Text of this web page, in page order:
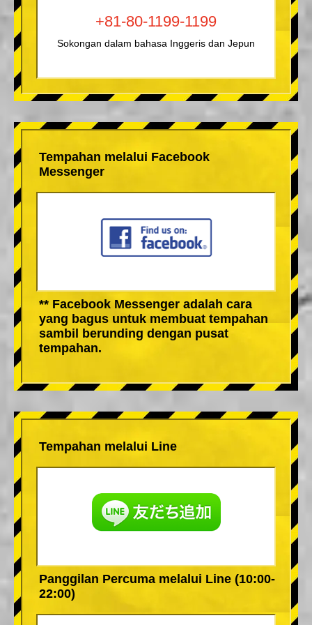
+81-80-1199-1199
Sokongan dalam bahasa Inggeris dan Jepun
Tempahan melalui Facebook
Messenger
** Facebook Messenger adalah cara
yang bagus untuk membuat tempahan
sambil berunding dengan pusat
tempahan.
Tempahan melalui Line
Panggilan Percuma melalui Line (10:00-
22:00)